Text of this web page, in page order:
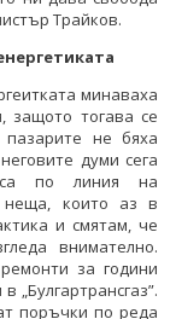
Трайков.
минаваха
защото тогава се
пазарите не бяха
думи сега
са по линия на
неща, които аз в
и смятам, че
внимателно.
за години
„Булгартрансгаз”.
поръчки по реда